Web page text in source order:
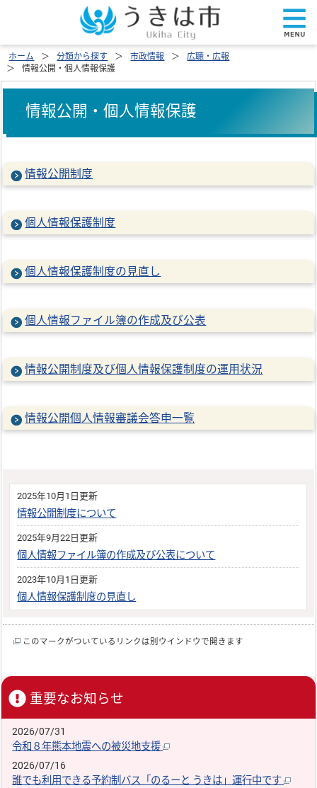
ホーム 分類から探す 市政情報
広聴・広報
情報公開・個人情報保護
情報公開・個人情報保護
情報公開制度
個人情報保護制度
個人情報保護制度の見直し
個人情報ファイル簿の作成及び公表
情報公開制度及び個人情報保護制度の運用状況
情報公開個人情報審議会答申一覧
2025年10月1日更新
情報公開制度について
2025年9月22日更新
個人情報ファイル簿の作成及び公表について
2023年10月1日更新
個人情報保護制度の見直し
このマークがついているリンクは別ウインドウで開きます
重要なお知らせ
2026/07/31
令和８年熊本地震への被災地支援
2026/07/16
誰でも利用できる予約制バス「のるーと うきは」運行中です